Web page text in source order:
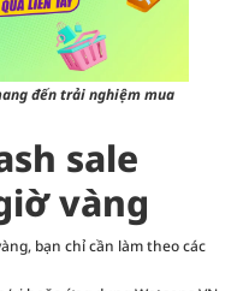
đến trải nghiệm mua
sale
vàng
bạn chỉ cần làm theo các